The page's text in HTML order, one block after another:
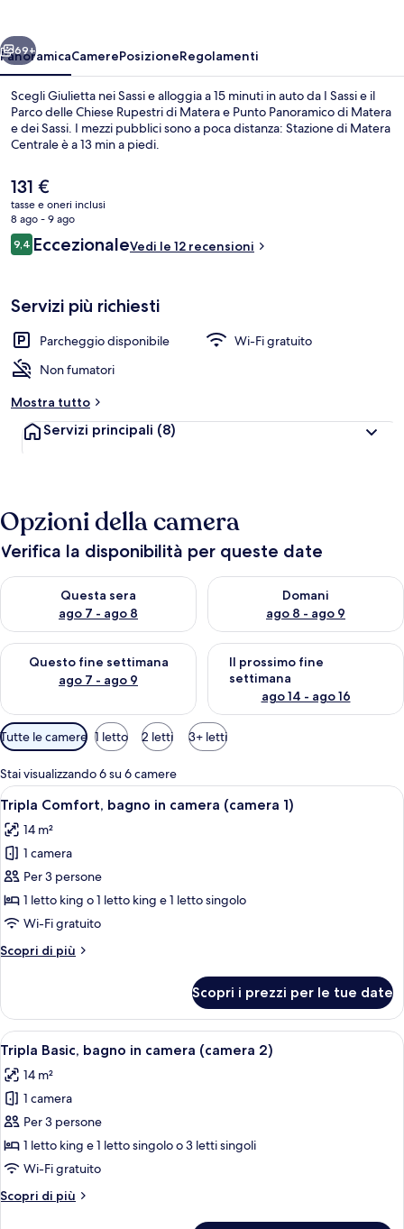
Colazione a pagamento
Avanti
69+
PanoramicaCamerePosizioneRegolamenti
Scegli Giulietta nei Sassi e alloggia a 15 minuti in auto da I Sassi e il
Parco delle Chiese Rupestri di Matera e Punto Panoramico di Matera
e dei Sassi. I mezzi pubblici sono a poca distanza: Stazione di Matera
Centrale è a 13 min a piedi.
Il
prezzo
attuale
è
131 €
131 €
tasse e oneri inclusi
8 ago - 9 ago
Recensioni
9,49,4 su 10
EccezionaleVedi le 12 recensioni
Servizi più richiesti
Parcheggio disponibile
Wi-Fi gratuito
Non fumatori
Mostra tutto
Servizi principali (8)
Opzioni della camera
Verifica la disponibilità per queste date
Questa sera
ago 7 - ago 8
Verifica la disponibilità per questa sera, ago 7 - ago 8
Domani
ago 8 - ago 9
Verifica la disponibilità per
Questo fine settimana
ago 7 - ago 9
Verifica la disponibilità per questo fine settimana, ago 7 - ago
Il prossimo fine
settimana
ago 14 - ago 16
Verifica la disponibilità per il
Filtri
disponibili
per
le
camere
Tutte le camere 1 letto 2 letti 3+ letti
Stai visualizzando 6 su 6 camere
Apri
tutte
le
foto
per
Tripla
Comfort,
in
1)
Una camera da letto ordinata con
9
Tripla Comfort, bagno in camera (camera 1)
14 m²
1 camera
Per 3 persone
1 letto king o 1 letto king e 1 letto singolo
Wi-Fi gratuito
Scopri di più
Altri
Comfort,
bagno
in
camera
(camera
1)
Scopri i prezzi per le tue date
Apri
tutte
le
foto
per
Tripla
Basic,
in
Una camera da letto con un letto,
5
Tripla Basic, bagno in camera (camera 2)
14 m²
1 camera
Per 3 persone
1 letto king e 1 letto singolo o 3 letti singoli
Wi-Fi gratuito
Scopri di più
Altri